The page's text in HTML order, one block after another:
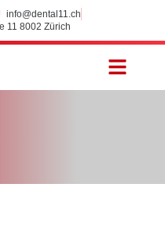
info@dental11.ch
11 8002 Zürich